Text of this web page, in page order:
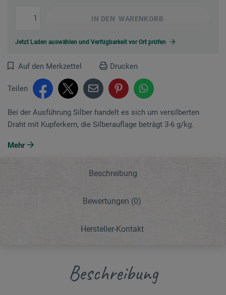
IN DEN WARENKORB
Jetzt Laden auswählen und Verfügbarkeit vor Ort prüfen
Auf den Merkzettel Drucken
Teilen
Bei der Ausführung Silber handelt es sich um versilberten
Draht mit Kupferkern, die Silberauflage beträgt 3-6 g/kg.
Mehr
Beschreibung
Bewertungen (0)
Hersteller-Kontakt
Beschreibung